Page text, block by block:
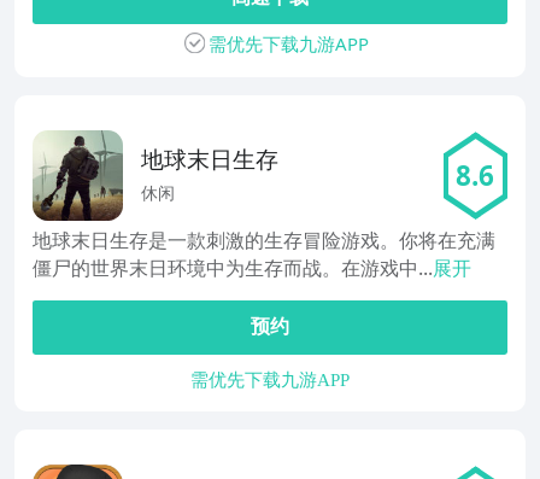
需优先下载九游APP
地球末日生存
休闲 8.6
地球末日生存是一款刺激的生存冒险游戏。你将在充满
僵尸的世界末日环境中为生存而战。在游戏中...展开
预约
需优先下载九游APP